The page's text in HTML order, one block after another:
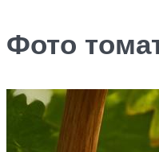
Фото